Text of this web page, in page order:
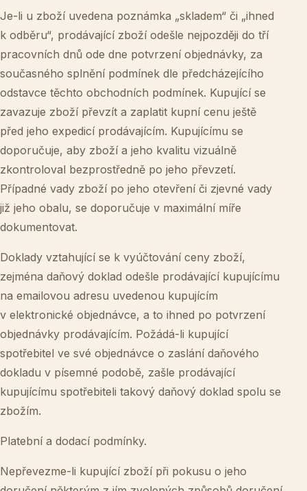
Je-li u zboží uvedena poznámka „skladem“ či „ihned
k odběru“, prodávající zboží odešle nejpozději do tří
pracovních dnů ode dne potvrzení objednávky, za
současného splnění podmínek dle předcházejícího
odstavce těchto obchodních podmínek. Kupující se
zavazuje zboží převzít a zaplatit kupní cenu ještě
před jeho expedicí prodávajícím. Kupujícímu se
doporučuje, aby zboží a jeho kvalitu vizuálně
zkontroloval bezprostředně po jeho převzetí.
Případné vady zboží po jeho otevření či zjevné vady
již jeho obalu, se doporučuje v maximální míře
dokumentovat.
Doklady vztahující se k vyúčtování ceny zboží,
zejména daňový doklad odešle prodávající kupujícímu
na emailovou adresu uvedenou kupujícím
v elektronické objednávce, a to ihned po potvrzení
objednávky prodávajícím. Požádá-li kupující
spotřebitel ve své objednávce o zaslání daňového
dokladu v písemné podobě, zašle prodávající
kupujícímu spotřebiteli takový daňový doklad spolu se
zbožím.
Platební a dodací podmínky.
Nepřevezme-li kupující zboží při pokusu o jeho